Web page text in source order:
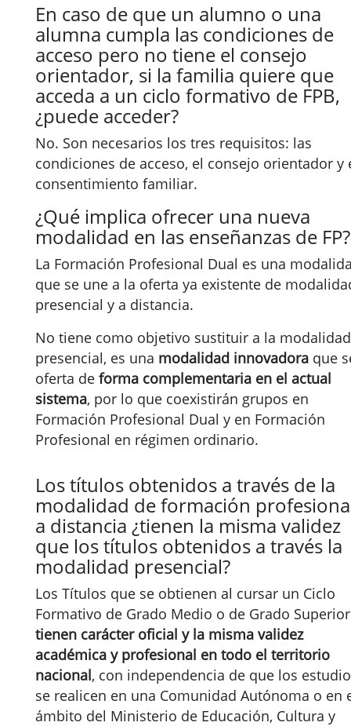
En caso de que un alumno o una
alumna cumpla las condiciones de
acceso pero no tiene el consejo
orientador, si la familia quiere que
acceda a un ciclo formativo de FPB,
¿puede acceder?
No. Son necesarios los tres requisitos: las
condiciones de acceso, el consejo orientador y
consentimiento familiar.
¿Qué implica ofrecer una nueva
modalidad en las enseñanzas de FP?
La Formación Profesional Dual es una
que se une a la oferta ya existente de
presencial y a distancia.
No tiene como objetivo sustituir a la modalidad
presencial, es una modalidad innovadora que
oferta de forma complementaria en el actual
sistema, por lo que coexistirán grupos en
Formación Profesional Dual y en Formación
Profesional en régimen ordinario.
Los títulos obtenidos a través de la
modalidad de formación
a distancia ¿tienen la misma validez
que los títulos obtenidos a través la
modalidad presencial?
Los Títulos que se obtienen al cursar un Ciclo
Formativo de Grado Medio o de Grado Superior
tienen carácter oficial y la misma validez
académica y profesional en todo el territorio
nacional, con independencia de que los
se realicen en una Comunidad Autónoma o en
ámbito del Ministerio de Educación, Cultura y